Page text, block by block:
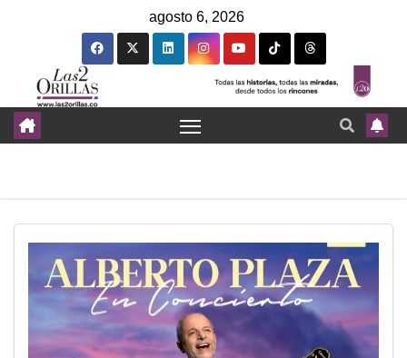
agosto 6, 2026